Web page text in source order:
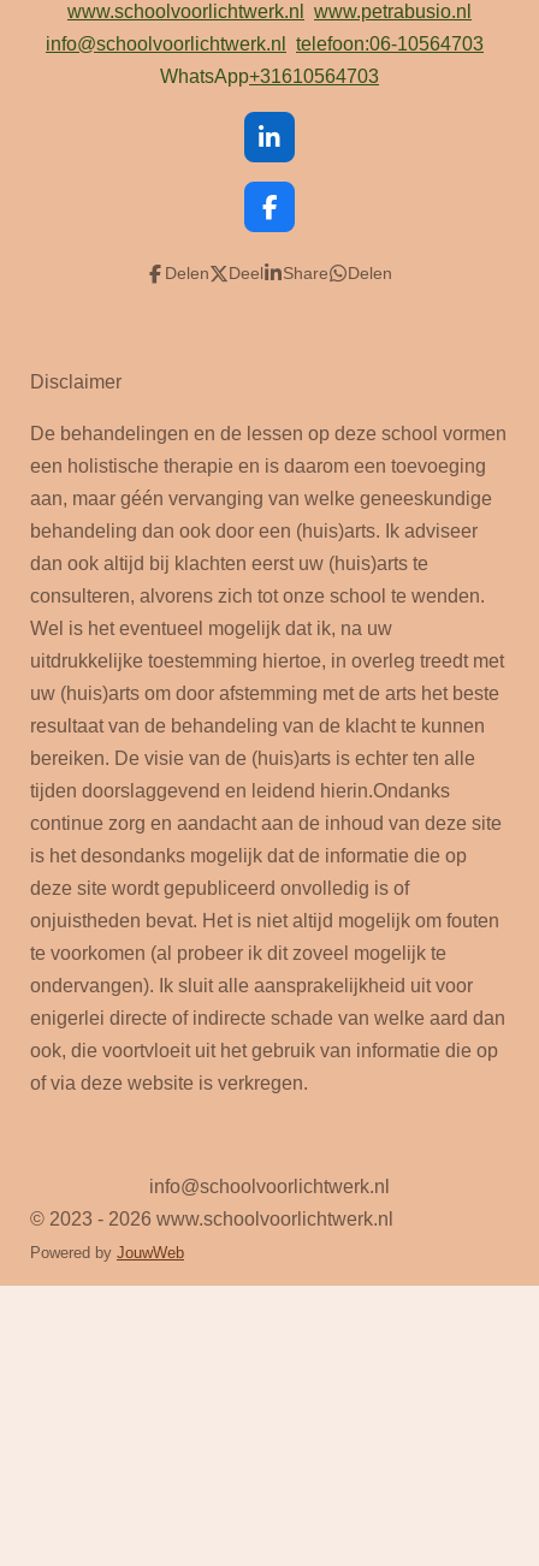
www.schoolvoorlichtwerk.nl
www.petrabusio.nl
info@schoolvoorlichtwerk.nl
telefoon:06-10564703
WhatsApp+31610564703
L
n
k
e
d
I
F
c
e
Delen Deel Share Delen
Disclaimer
De behandelingen en de lessen op deze school vormen
een holistische therapie en is daarom een toevoeging
aan, maar géén vervanging van welke geneeskundige
behandeling dan ook door een (huis)arts. Ik adviseer
dan ook altijd bij klachten eerst uw (huis)arts te
consulteren, alvorens zich tot onze school te wenden.
Wel is het eventueel mogelijk dat ik, na uw
uitdrukkelijke toestemming hiertoe, in overleg treedt met
uw (huis)arts om door afstemming met de arts het beste
resultaat van de behandeling van de klacht te kunnen
bereiken. De visie van de (huis)arts is echter ten alle
tijden doorslaggevend en leidend hierin.Ondanks
continue zorg en aandacht aan de inhoud van deze site
is het desondanks mogelijk dat de informatie die op
deze site wordt gepubliceerd onvolledig is of
onjuistheden bevat. Het is niet altijd mogelijk om fouten
te voorkomen (al probeer ik dit zoveel mogelijk te
ondervangen).
Ik sluit alle aansprakelijkheid uit voor
enigerlei directe of indirecte schade van welke aard dan
ook, die voortvloeit uit het gebruik van informatie die op
of via deze website is verkregen.
info@schoolvoorlichtwerk.nl
© 2023 - 2026 www.schoolvoorlichtwerk.nl
Powered by JouwWeb